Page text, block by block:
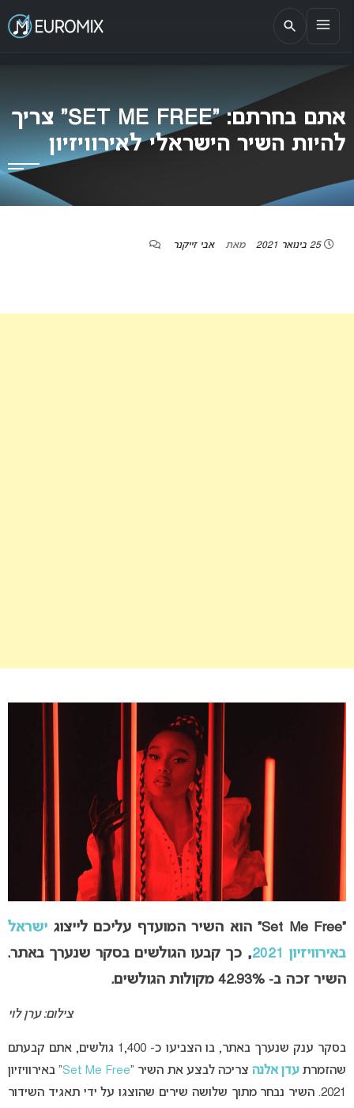
EUROMIX
אתר הבית של האירוויזיון בישראל
אתם בחרתם: “SET ME FREE” צריך
להיות השיר הישראלי לאירוויזיון
25 בינואר 2021 מאת אבי זייקנר
“Set Me Free” הוא השיר המועדף עליכם לייצוג
ישראל
באירוויזיון 2021
, כך קבעו הגולשים בסקר שנערך באתר.
השיר זכה ב- 42.93% מקולות הגולשים.
צילום: ערן לוי
בסקר ענק שנערך באתר, בו הצביעו כ- 1,400 גולשים, אתם קבעתם
שהזמרת עדן אלנהצריכה לבצע את השיר “Set Me Free” באירוויזיון
2021. השיר נבחר מתוך שלושה שירים שהוצגו על ידי תאגיד השידור